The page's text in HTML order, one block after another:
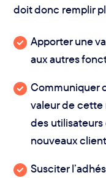
doit donc remplir
Apporter une
aux autres
Communiquer
valeur de
des utilisateurs
nouveaux
Susciter